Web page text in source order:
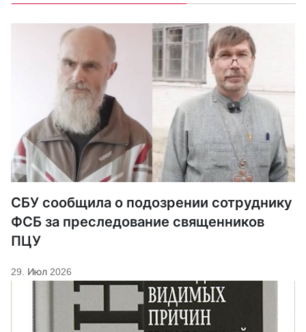
СБУ сообщила о подозрении сотруднику
ФСБ за преследование священников
ПЦУ
29. Июл 2026